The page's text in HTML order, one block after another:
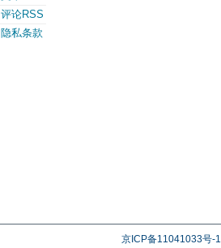
评论RSS
隐私条款
京ICP备11041033号-1